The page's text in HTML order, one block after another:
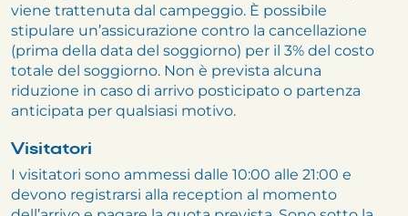
viene trattenuta dal campeggio. È possibile
stipulare un’assicurazione contro la cancellazione
(prima della data del soggiorno) per il 3% del costo
totale del soggiorno. Non è prevista alcuna
riduzione in caso di arrivo posticipato o partenza
anticipata per qualsiasi motivo.
Visitatori
I visitatori sono ammessi dalle 10:00 alle 21:00 e
devono registrarsi alla reception al momento